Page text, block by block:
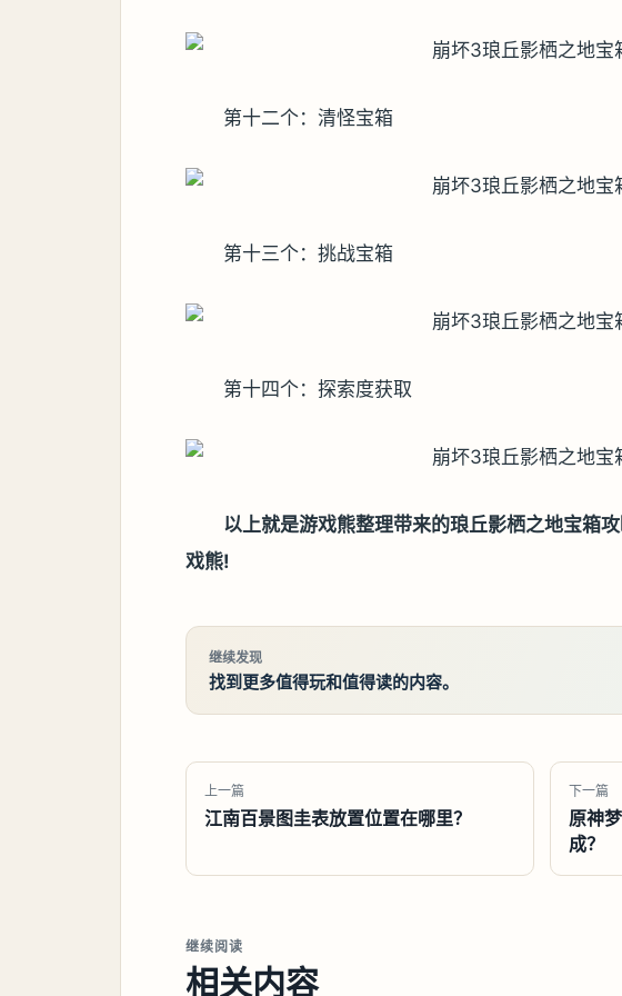
第十二个：清怪宝箱
第十三个：挑战宝箱
第十四个：探索度获取
以上就是游戏熊整理带来的琅丘影栖之地宝箱
戏熊!
继续发现
找到更多值得玩和值得读的内容。
上一篇
江南百景图圭表放置位置在哪里？
下一篇
原神
成？
继续阅读
相关内容